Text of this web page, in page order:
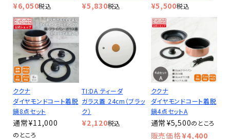
¥6,050税込 ¥5,830税込 ¥5,500税込
ククナ
ダイヤモンドコート着脱
鍋8点セット
¥11,000
のところ
TI:DA ティーダ
ガラス蓋 24cm（ブラッ
ク）
¥2,120税込
ククナ
ダイヤモンドコート着脱
鍋4点セットA
¥5,500のところ
¥4,400